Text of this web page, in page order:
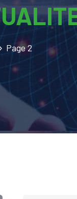
Page 2